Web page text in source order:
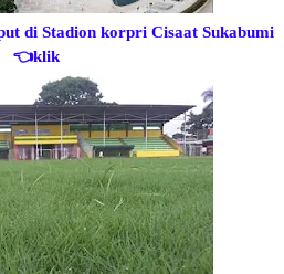
di Stadion korpri Cisaat Sukabumi
👈klik